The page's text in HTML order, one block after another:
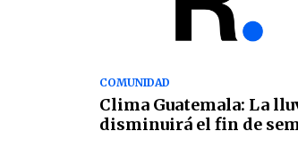
COMUNIDAD
Clima Guatemala: La
disminuirá el fin de